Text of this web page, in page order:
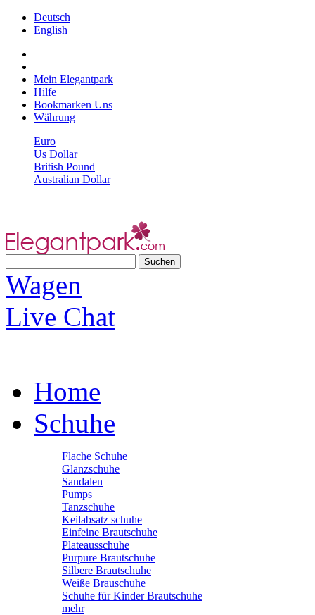
Deutsch
English
Mein Elegantpark
Hilfe
Bookmarken Uns
Währung
Euro
Us Dollar
British Pound
Australian Dollar
Wagen
Live Chat
Home
Schuhe
Flache Schuhe
Glanzschuhe
Sandalen
Pumps
Tanzschuhe
Keilabsatz schuhe
Einfeine Brautschuhe
Plateausschuhe
Purpure Brautschuhe
Silbere Brautschuhe
Weiße Brauschuhe
Schuhe für Kinder Brautschuhe
mehr